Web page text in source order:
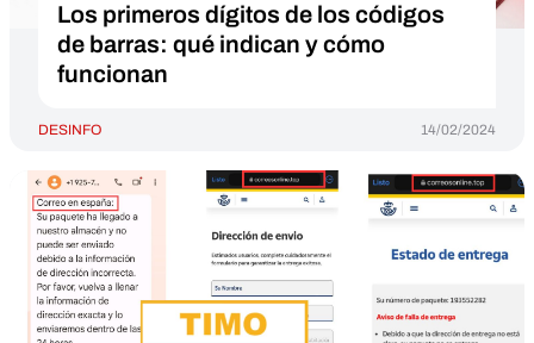
Los primeros dígitos de los códigos
de barras: qué indican y cómo
funcionan
DESINFO 14/02/2024